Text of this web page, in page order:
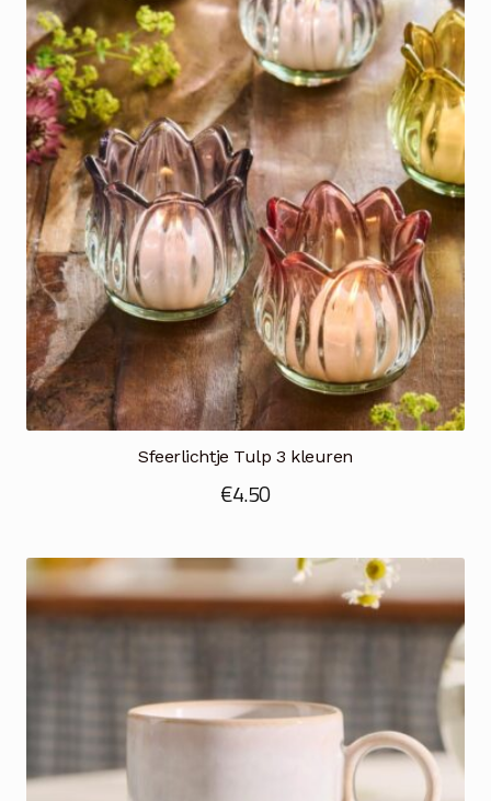
Sfeerlichtje Tulp 3 kleuren
€4.50